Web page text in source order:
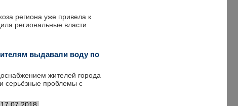
региона уже привела к
региональные власти
выдавали воду по
жителей города
серьёзные проблемы с